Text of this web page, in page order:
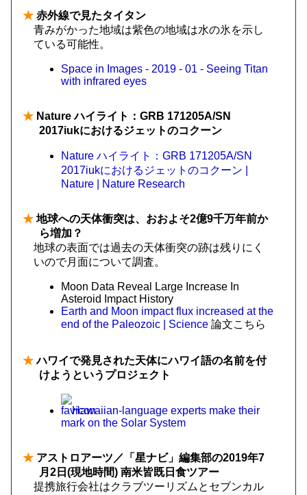
★ 赤外線で見たタイタン
青みがかった地域は紫色の地域は水の氷を示し
ている可能性。
Space in Images - 2019 - 01 - Seeing Titan
with infrared eyes
★ Nature ハイライト：GRB 171205A/SN
2017iukにおけるジェットのコクーン
Nature ハイライト：GRB 171205A/SN
2017iukにおけるジェットのコクーン |
Nature | Nature Research
★ 地球への天体衝突は、おおよそ2億9千万年前か
ら増加？
地球の表面では過去の天体衝突の跡は残りにく
いので月面について調査。
Moon Data Reveal Large Increase In
Asteroid Impact History
Earth and Moon impact flux increased at the
end of the Paleozoic | Science 論文こちら
★ハワイで発見された天体にハワイ語の名前を付
けようというプロジェクト
Hawaiian-language experts make their
mark on the Solar System
★ アストロアーツ／「星ナビ」編集部の2019年7
月2日(現地時間) 南米皆既日食ツアー
提携旅行会社はクラブツーリズムとセブンカル